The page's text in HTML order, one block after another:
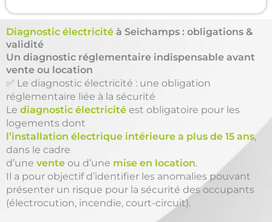
Diagnostic électricité à Seichamps : obligations &
validité
Un diagnostic réglementaire indispensable avant
vente ou location
✅ Le diagnostic électricité : une obligation
réglementaire liée à la sécurité
Le diagnostic électricité est obligatoire pour les
logements dont
l’installation électrique intérieure a plus de 15 ans,
dans le cadre
d’une vente ou d’une mise en location.
Il a pour objectif d’identifier les anomalies pouvant
présenter un risque pour la sécurité des occupants
(électrocution, incendie, court-circuit).